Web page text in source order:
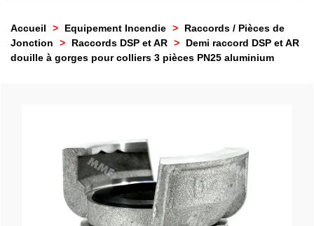
Accueil > Equipement Incendie >
Raccords / Pièces de
Jonction
> Raccords DSP et AR >
Demi raccord DSP et AR
douille à gorges pour colliers 3 pièces PN25 aluminium